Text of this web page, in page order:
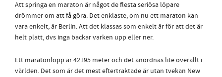
Att springa en maraton är något de flesta seriösa löpare
drömmer om att få göra. Det enklaste, om nu ett maraton kan
vara enkelt, är Berlin. Att det klassas som enkelt är för att det är
helt platt, dvs inga backar varken upp eller ner.
Ett maratonlopp är 42195 meter och det anordnas lite överallt i
världen. Det som är det mest eftertraktade är utan tvekan New